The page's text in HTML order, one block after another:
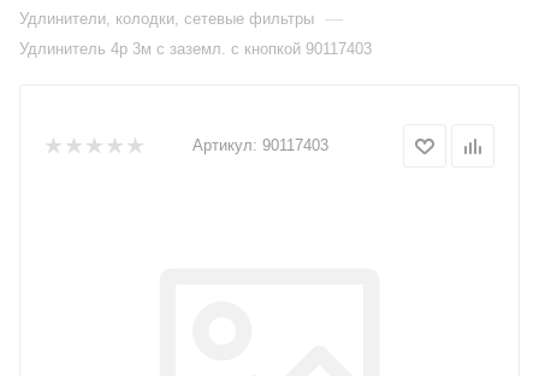
Удлинители, колодки, сетевые фильтры —
Удлинитель 4р 3м с заземл. с кнопкой 90117403
Артикул: 90117403